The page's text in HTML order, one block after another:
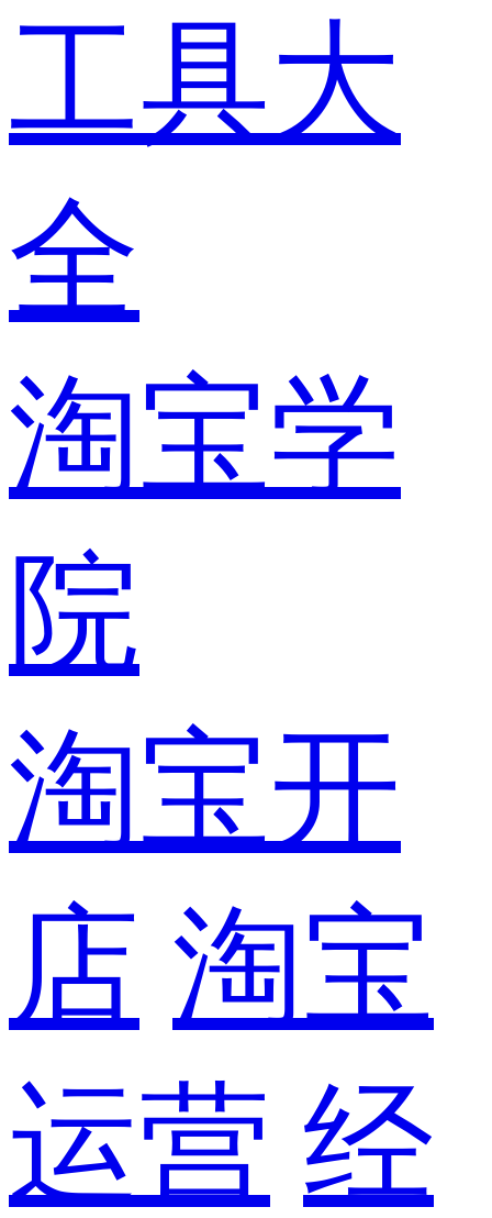
工具大
全
淘宝学
院
淘宝开
店 淘宝
运营 经